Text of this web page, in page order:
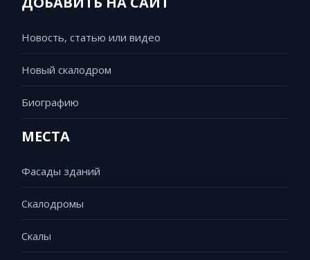
Новость, статью или видео
Новый скалодром
Биографию
МЕСТА
Фасады зданий
Скалодромы
Скалы